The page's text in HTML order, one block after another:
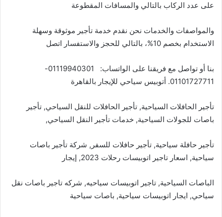
على عدد الركاب بالتالي والمسافات المقطوعة
والمواصفات والخدمات نحن نقدم خدمة تأجير موثوقة وسهلة
الاستخدام بخصم 10%، بالتالي للحجز والاستفسار اتصل
بنا أو تواصل مع فريقنا على الواتساب: 01119940301-
01101727711. أتوبيس سياحي للإيجار بالقاهرة
تأجير الحافلات السياحية, تأجير الحافلات للنقل السياحي, تأجير
باصات للجولات السياحية, خدمات تأجير النقل السياحي,
تأجير حافلة سياحية, تأجير حافلات للسفر, شركة تأجير باصات
سياحية, اسعار تاجير اتوبيسات رحلات 2023, إيجار
الباصات السياحية, تاجير اتوبيسات سياحيه, شركه تاجير باصات نقل
سياحي, ايجار اتوبيسات سياحية, باصات سياحية